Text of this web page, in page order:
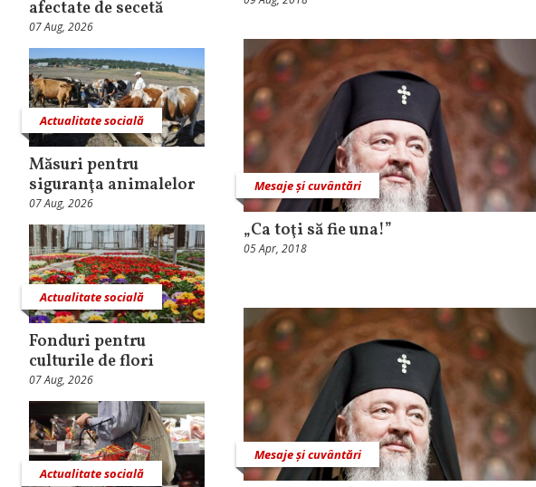
afectate de secetă
07 Aug, 2026
Actualitate socială
Măsuri pentru
siguranţa animalelor
07 Aug, 2026
Actualitate socială
Fonduri pentru
culturile de flori
07 Aug, 2026
Actualitate socială
Mesaje și cuvântări
„Ca toţi să fie una!”
05 Apr, 2018
Mesaje și cuvântări